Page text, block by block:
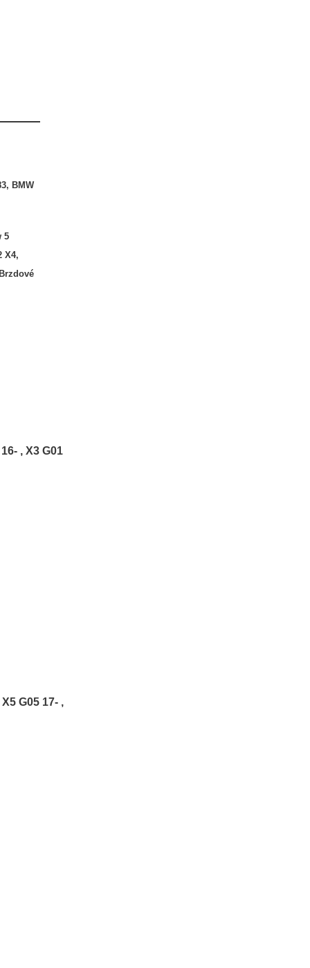
BMW
5
X4,
Brzdové
, X3 G01
G05 17- ,